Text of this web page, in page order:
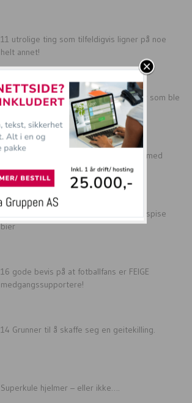
11 utrolige ting som tilfeldigvis ligner på noe
helt annet!
Tidenes beste (og mest sexy) reklamer som ble
ulovlige på TV!
Topp 8 verste ting du IKKE vil skal skje med
kroppen...
12 Hunder som har lært at de ikke bør spise
bier
16 gode bevis på at fotballfans er FEIGE
medgangssupportere!
14 Grunner til å skaffe seg en geitekilling.
Superkule hjelmer – eller ikke….